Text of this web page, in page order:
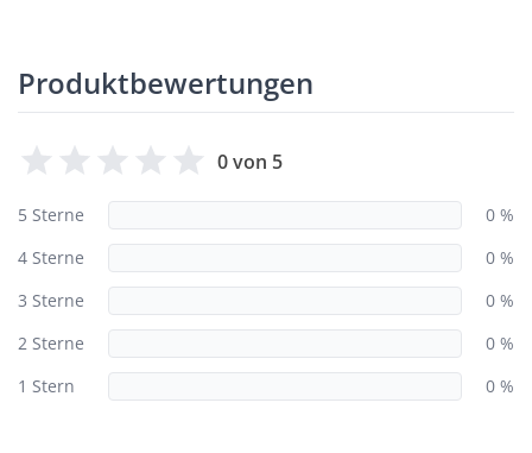
Produktbewertungen
0 von 5
5 Sterne
0 %
4 Sterne
0 %
3 Sterne
0 %
2 Sterne
0 %
1 Stern
0 %